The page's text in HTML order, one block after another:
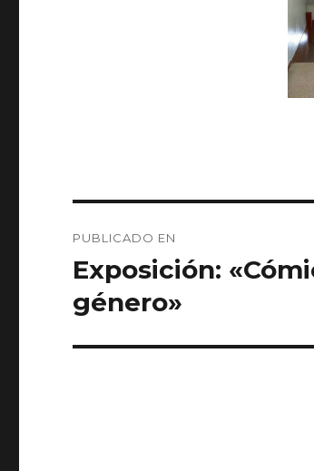
de
entradas
PUBLICADO EN
Exposición:
género»